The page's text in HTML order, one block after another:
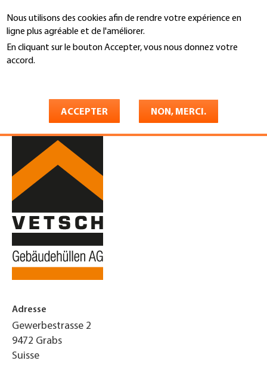
Nous utilisons des cookies afin de rendre votre expérience en
ligne plus agréable et de l'améliorer.
En cliquant sur le bouton Accepter, vous nous donnez votre
accord.
ACCEPTER NON, MERCI.
au
contenu
principal
Recherche
You
Adresse
Gewerbestrasse 2
9472 Grabs
Suisse